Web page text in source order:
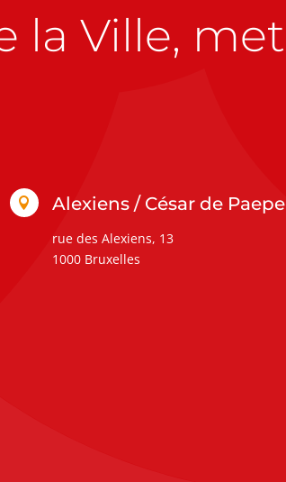
la Ville, met
 Alexiens / César de Paepe
rue des Alexiens, 13
1000 Bruxelles